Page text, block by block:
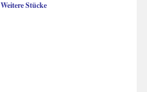
Weitere Stücke